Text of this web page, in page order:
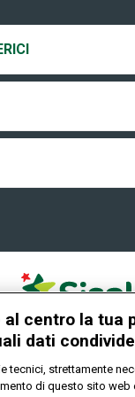
centro la tua
dati
tecnici, strettamente
di questo sito web